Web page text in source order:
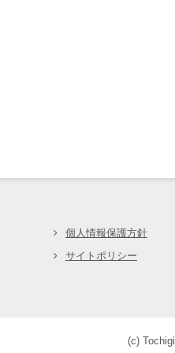
栃木市観光協会個人情報保護方針
サイトポリシー
(c)